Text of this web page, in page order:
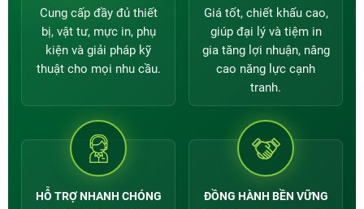
Cung cấp đầy đủ thiết
bị, vật tư, mực in, phụ
kiện và giải pháp kỹ
thuật cho mọi nhu cầu.
Giá tốt, chiết khấu cao,
giúp đại lý và tiệm in
gia tăng lợi nhuận, nâng
cao năng lực cạnh
tranh.
HỖ TRỢ NHANH CHÓNG ĐỒNG HÀNH BỀN VỮNG